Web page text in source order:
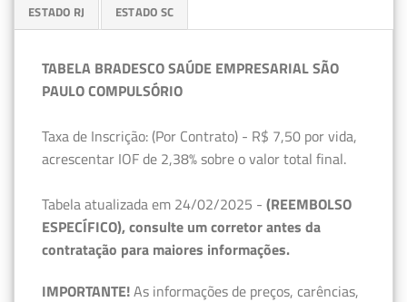
ESTADO RJ ESTADO SC
TABELA BRADESCO SAÚDE EMPRESARIAL SÃO
PAULO COMPULSÓRIO
Taxa de Inscrição: (Por Contrato) - R$ 7,50 por vida,
acrescentar IOF de 2,38% sobre o valor total final.
Tabela atualizada em 24/02/2025 - (REEMBOLSO
ESPECÍFICO), consulte um corretor antes da
contratação para maiores informações.
IMPORTANTE!As informações de preços, carências,